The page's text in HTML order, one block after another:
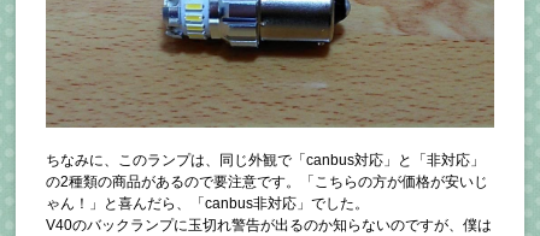
ちなみに、このランプは、同じ外観で「canbus対応」と「非対応」
の2種類の商品があるので要注意です。「こちらの方が価格が安いじ
ゃん！」と喜んだら、「canbus非対応」でした。
V40のバックランプに玉切れ警告が出るのか知らないのですが、僕は